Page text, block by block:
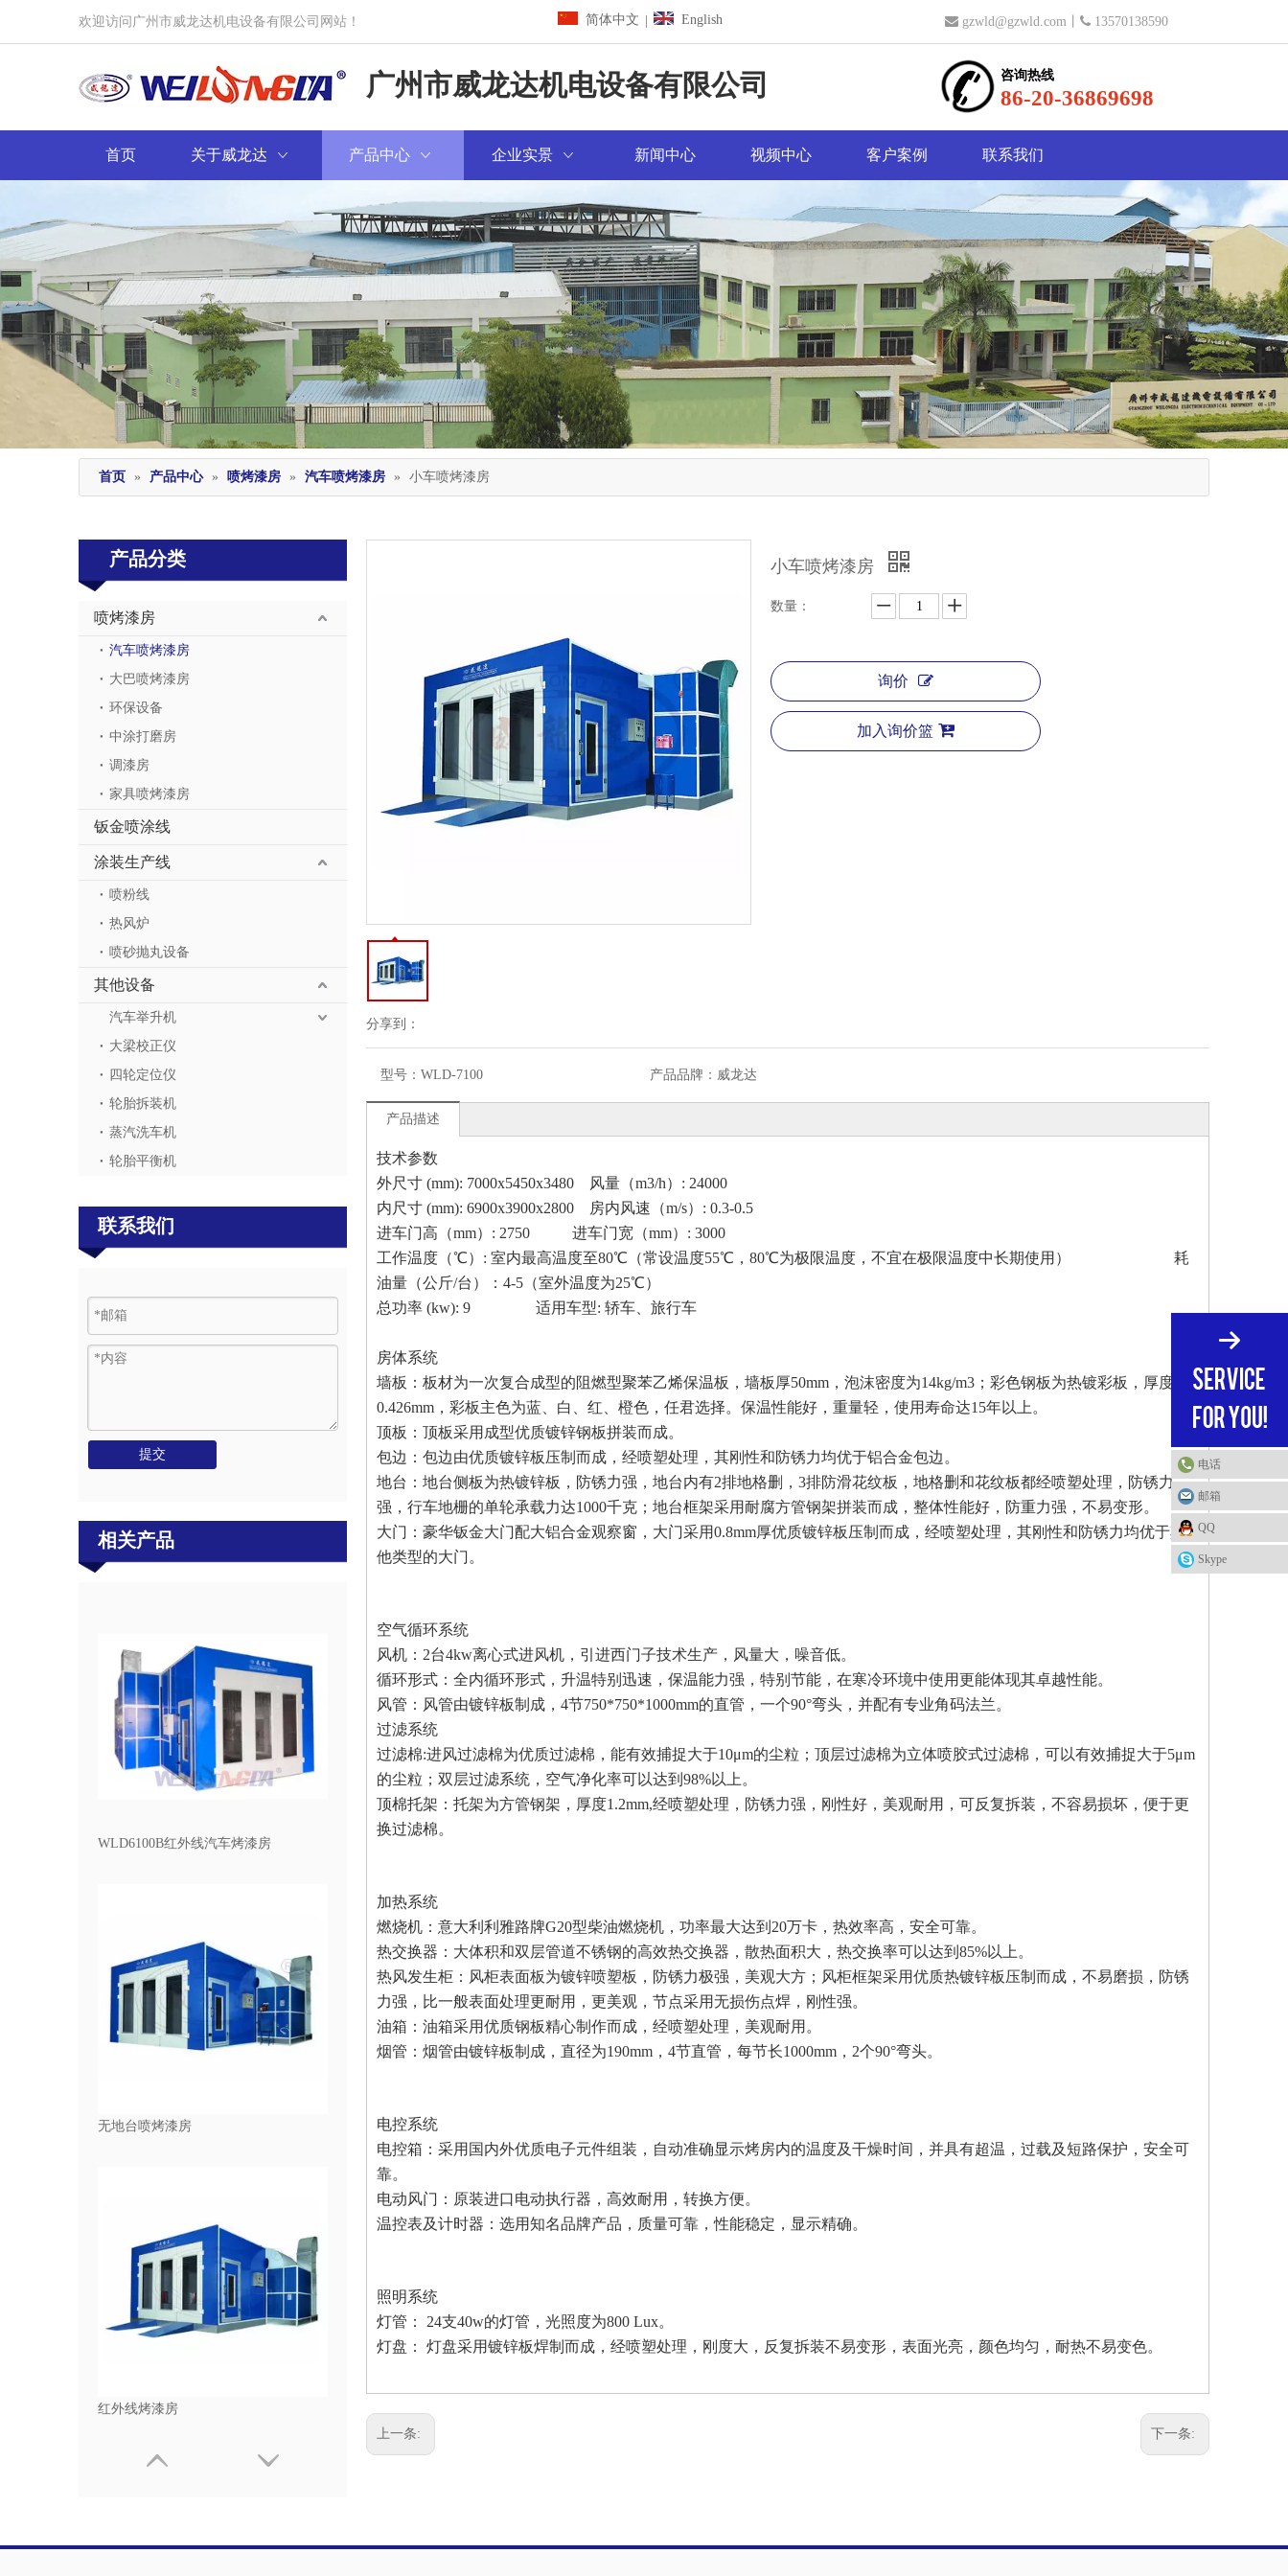
欢迎访问广州市威龙达机电设备有限公司网站！ 简体中文 English  gzwld@gzwld.com  13570138590
广州市威龙达机电设备有限公司 咨询热线
86-20-36869698
首页 关于威龙达 产品中心 企业实景 新闻中心 视频中心 客户案例 联系我们
首页 » 产品中心 » 喷烤漆房 » 汽车喷烤漆房 » 小车喷烤漆房
产品分类
喷烤漆房
汽车喷烤漆房
大巴喷烤漆房
环保设备
中涂打磨房
调漆房
家具喷烤漆房
钣金喷涂线
涂装生产线
喷粉线
热风炉
喷砂抛丸设备
其他设备
汽车举升机
大梁校正仪
四轮定位仪
轮胎拆装机
蒸汽洗车机
轮胎平衡机
联系我们
提交
相关产品
汽车烤漆房带PU墙板
WLD6100B红外线汽车烤漆房
无地台喷烤漆房
红外线烤漆房
分享到：
小车喷烤漆房
数量：
询价
加入询价篮
型号： WLD-7100 产品品牌： 威龙达
产品描述
技术参数
外尺寸 (mm): 7000x5450x3480 风量（m3/h）: 24000
内尺寸 (mm): 6900x3900x2800 房内风速（m/s）: 0.3-0.5
进车门高（mm）: 2750 进车门宽（mm）: 3000
工作温度（℃）: 室内最高温度至80℃（常设温度55℃，80℃为极限温度，不宜在极限温度中长期使用） 耗
油量（公斤/台）：4-5（室外温度为25℃）
总功率 (kw): 9 适用车型: 轿车、旅行车
房体系统
墙板：板材为一次复合成型的阻燃型聚苯乙烯保温板，墙板厚50mm，泡沫密度为14kg/m3；彩色钢板为热镀彩板，厚度为
0.426mm，彩板主色为蓝、白、红、橙色，任君选择。保温性能好，重量轻，使用寿命达15年以上。
顶板：顶板采用成型优质镀锌钢板拼装而成。
包边：包边由优质镀锌板压制而成，经喷塑处理，其刚性和防锈力均优于铝合金包边。
地台：地台侧板为热镀锌板，防锈力强，地台内有2排地格删，3排防滑花纹板，地格删和花纹板都经喷塑处理，防锈力
强，行车地栅的单轮承载力达1000千克；地台框架采用耐腐方管钢架拼装而成，整体性能好，防重力强，不易变形。
大门：豪华钣金大门配大铝合金观察窗，大门采用0.8mm厚优质镀锌板压制而成，经喷塑处理，其刚性和防锈力均优于其
他类型的大门。
空气循环系统
风机：2台4kw离心式进风机，引进西门子技术生产，风量大，噪音低。
循环形式：全内循环形式，升温特别迅速，保温能力强，特别节能，在寒冷环境中使用更能体现其卓越性能。
风管：风管由镀锌板制成，4节750*750*1000mm的直管，一个90°弯头，并配有专业角码法兰。
过滤系统
过滤棉:进风过滤棉为优质过滤棉，能有效捕捉大于10μm的尘粒；顶层过滤棉为立体喷胶式过滤棉，可以有效捕捉大于5μm
的尘粒；双层过滤系统，空气净化率可以达到98%以上。
顶棉托架：托架为方管钢架，厚度1.2mm,经喷塑处理，防锈力强，刚性好，美观耐用，可反复拆装，不容易损坏，便于更
换过滤棉。
加热系统
燃烧机：意大利利雅路牌G20型柴油燃烧机，功率最大达到20万卡，热效率高，安全可靠。
热交换器：大体积和双层管道不锈钢的高效热交换器，散热面积大，热交换率可以达到85%以上。
热风发生柜：风柜表面板为镀锌喷塑板，防锈力极强，美观大方；风柜框架采用优质热镀锌板压制而成，不易磨损，防锈
力强，比一般表面处理更耐用，更美观，节点采用无损伤点焊，刚性强。
油箱：油箱采用优质钢板精心制作而成，经喷塑处理，美观耐用。
烟管：烟管由镀锌板制成，直径为190mm，4节直管，每节长1000mm，2个90°弯头。
电控系统
电控箱：采用国内外优质电子元件组装，自动准确显示烤房内的温度及干燥时间，并具有超温，过载及短路保护，安全可
靠。
电动风门：原装进口电动执行器，高效耐用，转换方便。
温控表及计时器：选用知名品牌产品，质量可靠，性能稳定，显示精确。
照明系统
灯管： 24支40w的灯管，光照度为800 Lux。
灯盘： 灯盘采用镀锌板焊制而成，经喷塑处理，刚度大，反复拆装不易变形，表面光亮，颜色均匀，耐热不易变色。
上一条: 下一条:
电话
邮箱
QQ
Skype